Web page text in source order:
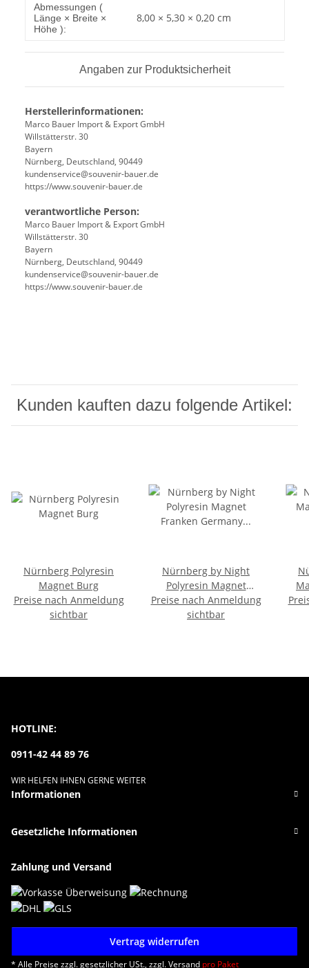
Produkteigenschaft
Wert
Abmessungen (
Länge × Breite ×
Höhe ):
8,00 × 5,30 × 0,20 cm
Angaben zur Produktsicherheit
Herstellerinformationen:
Marco Bauer Import & Export GmbH
Willstätterstr. 30
Bayern
Nürnberg, Deutschland, 90449
kundenservice@souvenir-bauer.de
https://www.souvenir-bauer.de
verantwortliche Person:
Marco Bauer Import & Export GmbH
Willstätterstr. 30
Bayern
Nürnberg, Deutschland, 90449
kundenservice@souvenir-bauer.de
https://www.souvenir-bauer.de
Kunden kauften dazu folgende Artikel:
Nürnberg Polyresin
Magnet Burg
Preise nach Anmeldung
sichtbar
Nürnberg by Night
Polyresin Magnet
Franken Germany
Deutschland
Preise nach Anmeldung
sichtbar
HOTLINE:
0911-42 44 89 76
WIR HELFEN IHNEN GERNE WEITER
Informationen
Gesetzliche Informationen
Zahlung und Versand
Vertrag widerrufen
* Alle Preise zzgl. gesetzlicher USt., zzgl.Versand pro Paket